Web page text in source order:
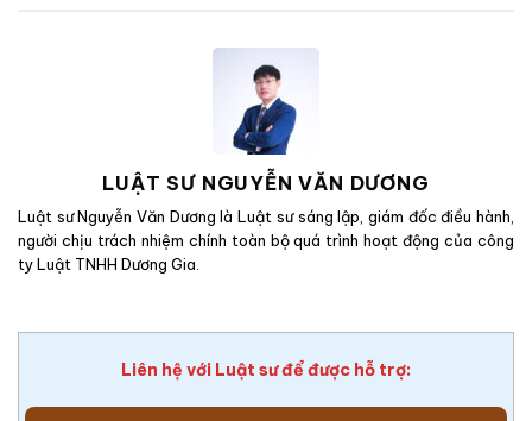
LUẬT SƯ NGUYỄN VĂN DƯƠNG
Luật sư Nguyễn Văn Dương là Luật sư sáng lập, giám đốc điều hành,
người chịu trách nhiệm chính toàn bộ quá trình hoạt động của công
ty Luật TNHH Dương Gia.
Liên hệ với Luật sư để được hỗ trợ: